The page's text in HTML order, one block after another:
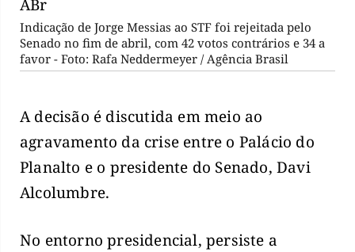
Indicação de Jorge Messias ao STF foi rejeitada pelo
Senado no fim de abril, com 42 votos contrários e 34 a
favor - Foto: Rafa Neddermeyer / Agência Brasil
A decisão é discutida em meio ao
agravamento da crise entre o Palácio do
Planalto e o presidente do Senado, Davi
Alcolumbre.
No entorno presidencial, persiste a